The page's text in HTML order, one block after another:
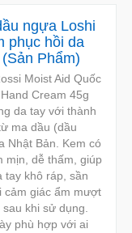
ngựa Loshi
phục hồi da
(Sản Phẩm)
Moist Aid Quốc
Cream 45g
da tay với thành
ma dầu (dầu
Nhật Bản. Kem có
mịn, dễ thấm, giúp
tay khô ráp, sần
cảm giác ẩm mượt
khi sử dụng.
phù hợp với ai